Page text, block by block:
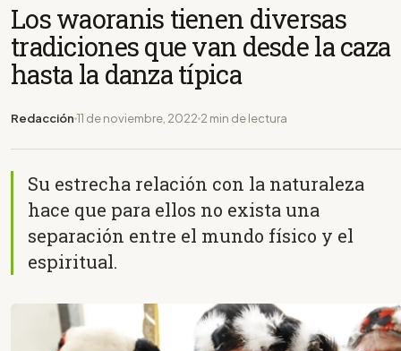
Los waoranis tienen diversas
tradiciones que van desde la caza
hasta la danza típica
Redacción 11 de noviembre, 2022 2 min de lectura
Su estrecha relación con la naturaleza
hace que para ellos no exista una
separación entre el mundo físico y el
espiritual.